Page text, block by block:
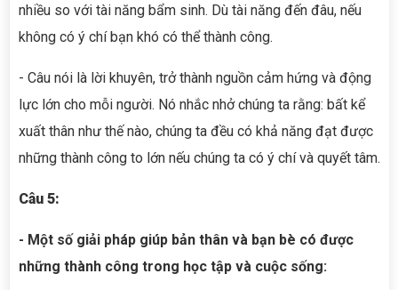
nhiều so với tài năng bẩm sinh. Dù tài năng đến đâu, nếu
không có ý chí bạn khó có thể thành công.
- Câu nói là lời khuyên, trở thành nguồn cảm hứng và động
lực lớn cho mỗi người. Nó nhắc nhở chúng ta rằng: bất kể
xuất thân như thế nào, chúng ta đều có khả năng đạt được
những thành công to lớn nếu chúng ta có ý chí và quyết tâm.
Câu 5:
- Một số giải pháp giúp bản thân và bạn bè có được
những thành công trong học tập và cuộc sống: